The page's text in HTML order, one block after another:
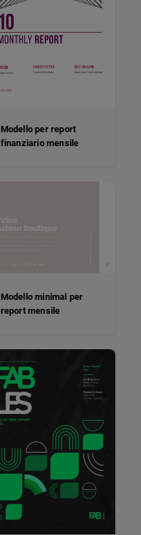
Modello per report
finanziario mensile
Modello minimal per
report mensile